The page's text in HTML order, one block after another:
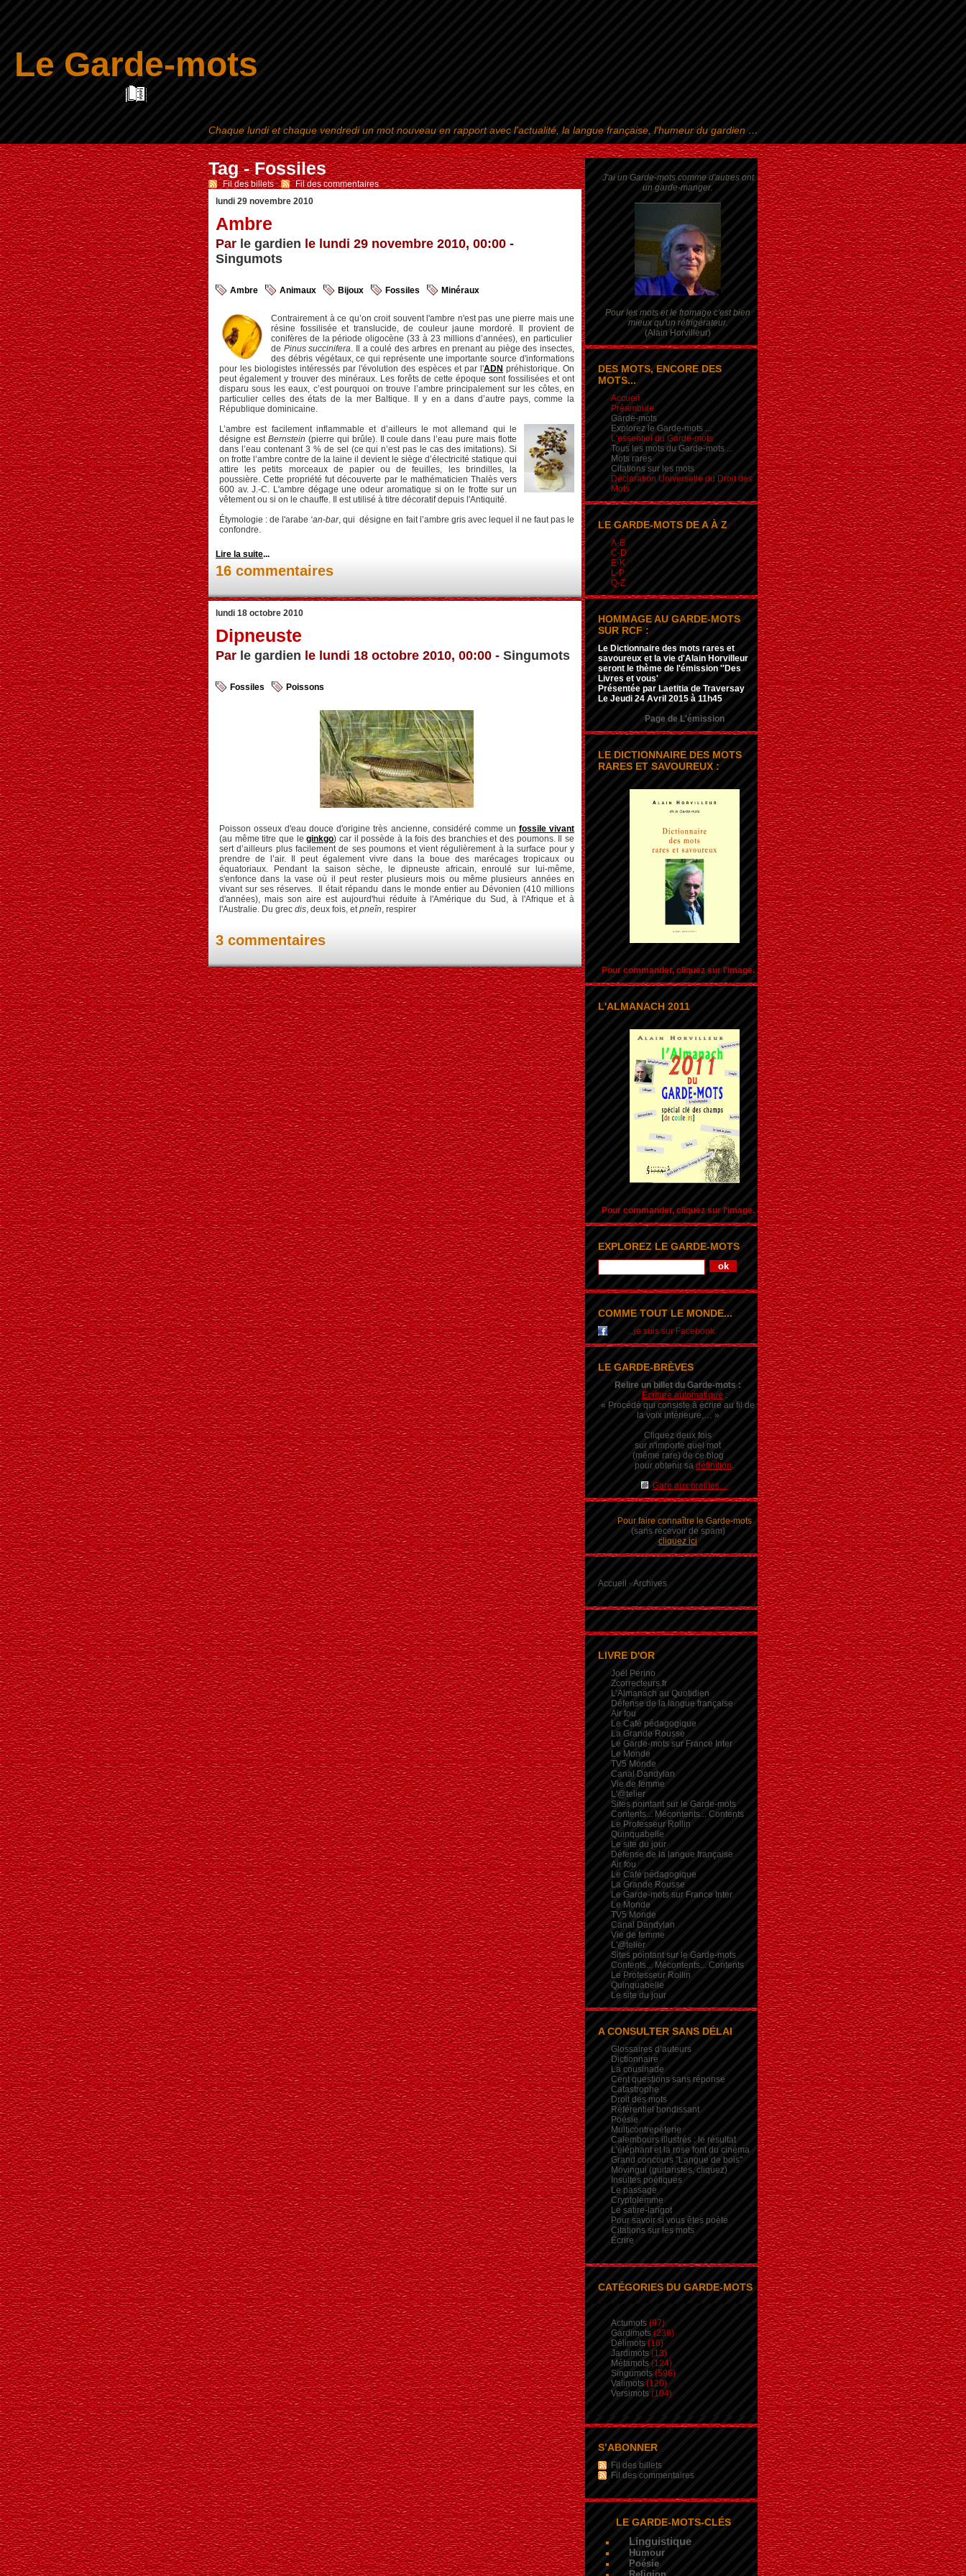
Le Garde-mots
Aller au contenu|Aller au menu|Aller à la recherche
Tag - Fossiles
Fil des billets-
Fil des commentaires
lundi 29 novembre 2010
Ambre
Par le gardien le lundi 29 novembre 2010, 00:00 -
Singumots
Ambre Animaux Bijoux Fossiles Minéraux
Contrairement à ce qu’on croit souvent l'ambre n'est pas une pierre mais une
résine fossilisée et translucide, de couleur jaune mordoré. Il provient de
conifères de la période oligocène (33 à 23 millions d’années), en particulier
de Pinus succinifera. Il a coulé des arbres en prenant au piège des insectes,
des débris végétaux, ce qui représente une importante source d'informations
pour les biologistes intéressés par l'évolution des espèces et par l'ADN préhistorique. On
peut également y trouver des minéraux. Les forêts de cette époque sont fossilisées et ont
disparu sous les eaux, c’est pourquoi on trouve l’ambre principalement sur les côtes, en
particulier celles des états de la mer Baltique. Il y en a dans d’autre pays, comme la
République dominicaine.
L’ambre est facilement inflammable et d’ailleurs le mot allemand qui le
désigne est Bernstein (pierre qui brûle). Il coule dans l’eau pure mais flotte
dans l’eau contenant 3 % de sel (ce qui n’est pas le cas des imitations). Si
on frotte l’ambre contre de la laine il devient le siège d’électricité statique qui
attire les petits morceaux de papier ou de feuilles, les brindilles, la
poussière. Cette propriété fut découverte par le mathématicien Thalès vers
600 av. J.-C. L'ambre dégage une odeur aromatique si on le frotte sur un
vêtement ou si on le chauffe. Il est utilisé à titre décoratif depuis l'Antiquité.
Étymologie : de l'arabe ‘an-bar, qui désigne en fait l’ambre gris avec lequel il ne faut pas le
confondre.
Lire la suite...
16 commentaires
lundi 18 octobre 2010
Dipneuste
Par le gardien le lundi 18 octobre 2010, 00:00 - Singumots
Fossiles Poissons
Poisson osseux d'eau douce d'origine très ancienne, considéré comme un fossile vivant
(au même titre que leginkgo) car il possède à la fois des branchies et des poumons. Il se
sert d’ailleurs plus facilement de ses poumons et vient régulièrement à la surface pour y
prendre de l’air. Il peut également vivre dans la boue des marécages tropicaux ou
équatoriaux. Pendant la saison sèche, le dipneuste africain, enroulé sur lui-même,
s'enfonce dans la vase où il peut rester plusieurs mois ou même plusieurs années en
vivant sur ses réserves. Il était répandu dans le monde entier au Dévonien (410 millions
d'années), mais son aire est aujourd'hui réduite à l'Amérique du Sud, à l'Afrique et à
l'Australie. Du grec dis, deux fois, etpneîn, respirer
3 commentaires
Chaque lundi et chaque vendredi un mot nouveau en rapport avec l'actualité, la langue française, l'humeur du gardien …
J'ai un Garde-mots comme d'autres ont
un garde-manger.
Pour les mots et le fromage c'est bien
mieux qu'un réfrigérateur.
(Alain Horvilleur)
DES MOTS, ENCORE DES
MOTS...
Accueil
Préambule
Garde-mots
Explorez le Garde-mots ...
L'essentiel du Garde-mots
Tous les mots du Garde-mots ...
Mots rares
Citations sur les mots
Déclaration Universelle du Droit des
Mots
LE GARDE-MOTS DE A À Z
A-B
C-D
E-K
L-P
Q-Z
HOMMAGE AU GARDE-MOTS
SUR RCF :
Le Dictionnaire des mots rares et
savoureux et la vie d'Alain Horvilleur
seront le thème de l'émission ''Des
Livres et vous'
Présentée par Laetitia de Traversay
Le Jeudi 24 Avril 2015 à 11h45
Page de L'émission
LE DICTIONNAIRE DES MOTS
RARES ET SAVOUREUX :
Pour commander, cliquez sur l'image.
L'ALMANACH 2011
Pour commander, cliquez sur l'image.
EXPLOREZ LE GARDE-MOTS
COMME TOUT LE MONDE...
...je suis sur Facebook.
LE GARDE-BRÈVES
Relire un billet du Garde-mots :
Écriture automatique :
« Procédé qui consiste à écrire au fil de
la voix intérieure,… »
Cliquez deux fois
sur n'importe quel mot
(même rare) de ce blog
pour obtenir sa définition.
Gare aux oreilles…
Pour faire connaître le Garde-mots
(sans recevoir de spam)
cliquez ici
Accueil -Archives
LIVRE D'OR
Joël Perino
Zcorrecteurs.fr
L’Almanach au Quotidien
Défense de la langue française
Air fou
Le Café pédagogique
La Grande Rousse
Le Garde-mots sur France Inter
Le Monde
TV5 Monde
Canal Dandylan
Vie de femme
L'@telier
Sites pointant sur le Garde-mots
Contents... Mécontents... Contents
Le Professeur Rollin
Quinquabelle
Le site du jour
Défense de la langue française
Air fou
Le Café pédagogique
La Grande Rousse
Le Garde-mots sur France Inter
Le Monde
TV5 Monde
Canal Dandylan
Vie de femme
L'@telier
Sites pointant sur le Garde-mots
Contents... Mécontents... Contents
Le Professeur Rollin
Quinquabelle
Le site du jour
A CONSULTER SANS DÉLAI
Glossaires d’auteurs
Dictionnaire
La cousinade
Cent questions sans réponse
Catastrophe
Droit des mots
Référentiel bondissant
Poésie
Multicontrepèterie
Calembours illustrés : le résultat
L'éléphant et la rose font du cinéma
Grand concours "Langue de bois"
Movingui (guitaristes, cliquez)
Insultes poétiques
Le passage
Cryptolemme
Le satire-larigot
Pour savoir si vous êtes poète
Citations sur les mots
Écrire
CATÉGORIES DU GARDE-MOTS
Actumots (97)
Gardimots (236)
Délimots (16)
Jardimots (13)
Métamots (124)
Singumots (596)
Valimots (120)
Versimots (104)
S’ABONNER
Fil des billets
Fil des commentaires
LE GARDE-MOTS-CLÉS
Linguistique
Humour
Poésie